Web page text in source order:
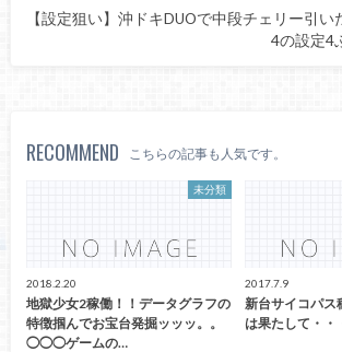
【設定狙い】沖ドキDUOで中段チェリー引い
4の設定4
RECOMMEND こちらの記事も人気です。
未分類
2018.2.20
地獄少女2稼働！！データグラフの
特徴掴んでお宝台発掘ッッッ。。
◯◯◯ゲームの…
2017.7.9
新台サイコパス
は果たして・・